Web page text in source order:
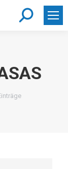
Search: